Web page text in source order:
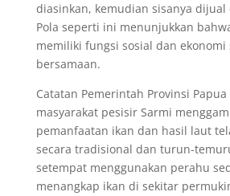
diasinkan, kemudian sisanya dijual
Pola seperti ini menunjukkan
memiliki fungsi sosial dan ekonomi
bersamaan.
Catatan Pemerintah Provinsi
masyarakat pesisir Sarmi
pemanfaatan ikan dan hasil laut
secara tradisional dan turun-
setempat menggunakan perahu
menangkap ikan di sekitar